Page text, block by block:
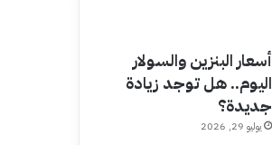
أسعار البنزين والسولار
اليوم.. هل توجد زيادة
جديدة؟
يوليو 29, 2026